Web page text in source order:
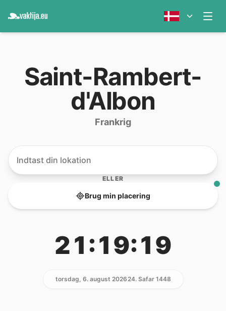
Saint-Rambert-
d'Albon
Frankrig
ELLER
Brug min placering
21:19:19
torsdag, 6. august 202624. Safar 1448